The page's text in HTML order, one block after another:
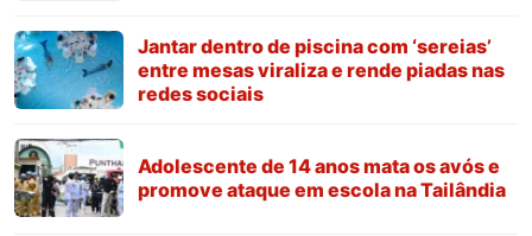
Jantar dentro de piscina com ‘sereias’
entre mesas viraliza e rende piadas nas
redes sociais
Adolescente de 14 anos mata os avós e
promove ataque em escola na Tailândia